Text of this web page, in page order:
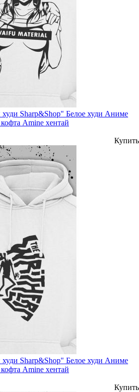
Sharp&Shop" Белое худи Аниме
Amine хентай
Купить
Sharp&Shop" Белое худи Аниме
Amine хентай
Купить